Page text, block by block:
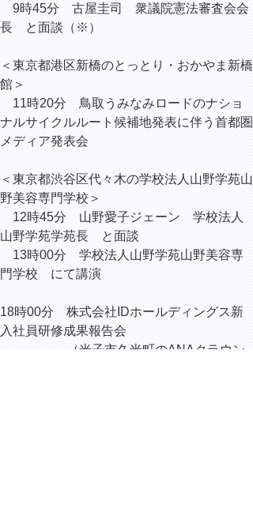
9時45分 古屋圭司 衆議院憲法審査会会
長 と面談（※）
＜東京都港区新橋のとっとり・おかやま新橋
館＞
11時20分 鳥取うみなみロードのナショ
ナルサイクルルート候補地発表に伴う首都圏
メディア発表会
＜東京都渋谷区代々木の学校法人山野学苑山
野美容専門学校＞
12時45分 山野愛子ジェーン 学校法人
山野学苑学苑長 と面談
13時00分 学校法人山野学苑山野美容専
門学校 にて講演
18時00分 株式会社IDホールディングス新
入社員研修成果報告会
（米子市久米町のANAクラウン